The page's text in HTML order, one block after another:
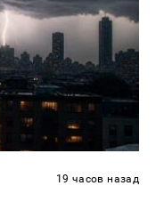
19 часов назад